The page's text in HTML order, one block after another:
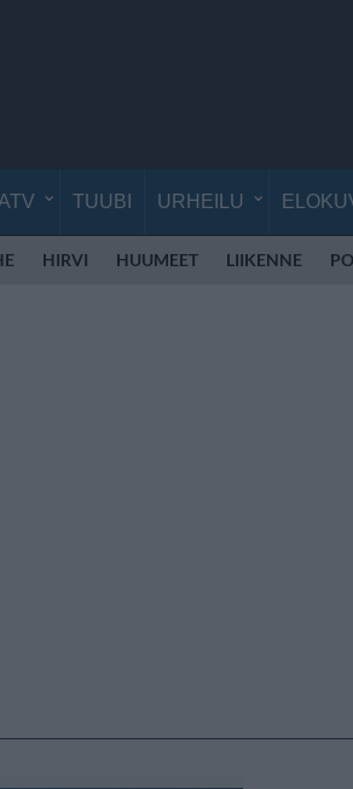
TUUBI URHEILU
HIRVI HUUMEET LIIKENNE